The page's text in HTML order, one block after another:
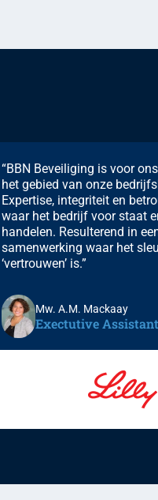
“BBN Beveiliging is voor
het gebied van onze
Expertise, integriteit en
waar het bedrijf voor staat
handelen. Resulterend in
samenwerking waar het
‘vertrouwen’ is.”
Mw. A.M. Mackaay
Exectutive Assistant